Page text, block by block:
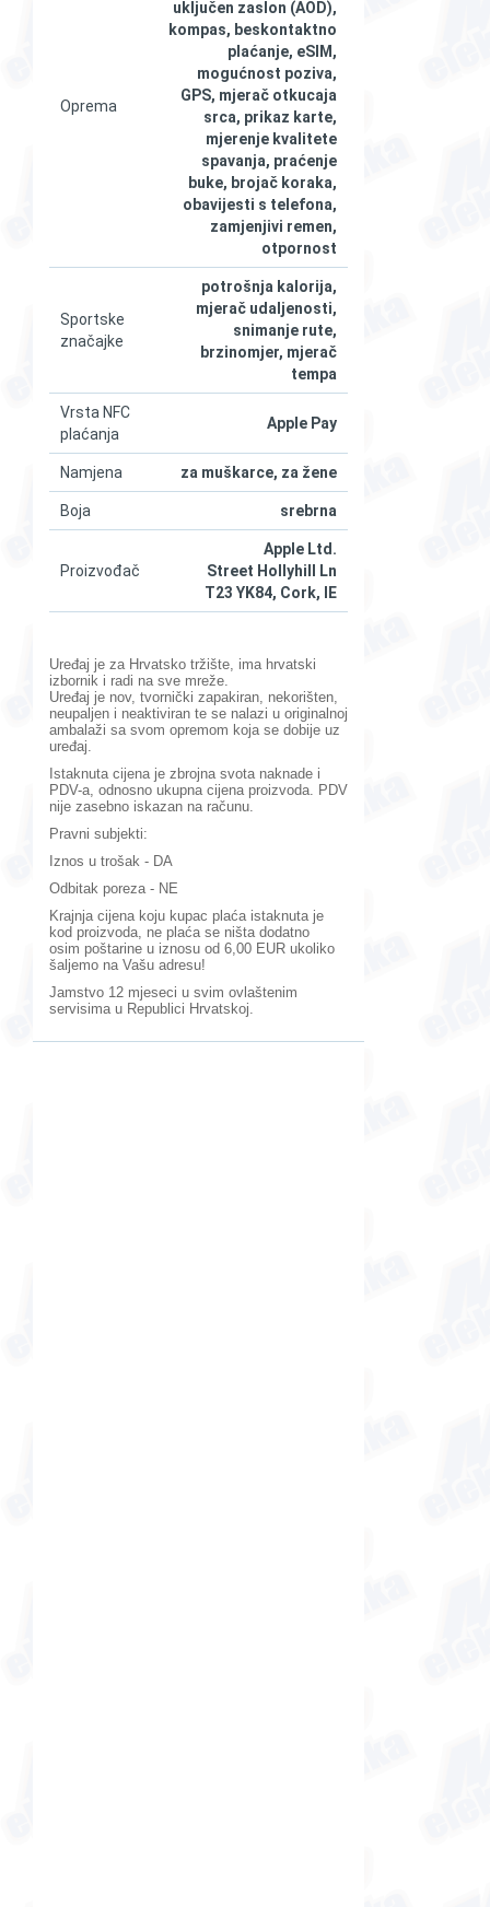
prikladan za zapešća od
130–210 mm
Oprema
uključen zaslon (AOD),
kompas, beskontaktno
plaćanje, eSIM,
mogućnost poziva,
GPS, mjerač otkucaja
srca, prikaz karte,
mjerenje kvalitete
spavanja, praćenje
buke, brojač koraka,
obavijesti s telefona,
zamjenjivi remen,
otpornost
Sportske
značajke
potrošnja kalorija,
mjerač udaljenosti,
snimanje rute,
brzinomjer, mjerač
tempa
Vrsta NFC
plaćanja
Apple Pay
Namjena za muškarce, za žene
Boja srebrna
Proizvođač
Apple Ltd.
Street Hollyhill Ln
T23 YK84, Cork, IE
Uređaj je za Hrvatsko tržište, ima hrvatski
izbornik i radi na sve mreže.
Uređaj je nov, tvornički zapakiran, nekorišten,
neupaljen i neaktiviran te se nalazi u originalnoj
ambalaži sa svom opremom koja se dobije uz
uređaj.
Istaknuta cijena je zbrojna svota naknade i
PDV-a, odnosno ukupna cijena proizvoda. PDV
nije zasebno iskazan na računu.
Pravni subjekti:
Iznos u trošak - DA
Odbitak poreza - NE
Krajnja cijena koju kupac plaća istaknuta je
kod proizvoda, ne plaća se ništa dodatno
osim poštarine u iznosu od 6,00 EUR ukoliko
šaljemo na Vašu adresu!
Jamstvo 12 mjeseci u svim ovlaštenim
servisima u Republici Hrvatskoj.